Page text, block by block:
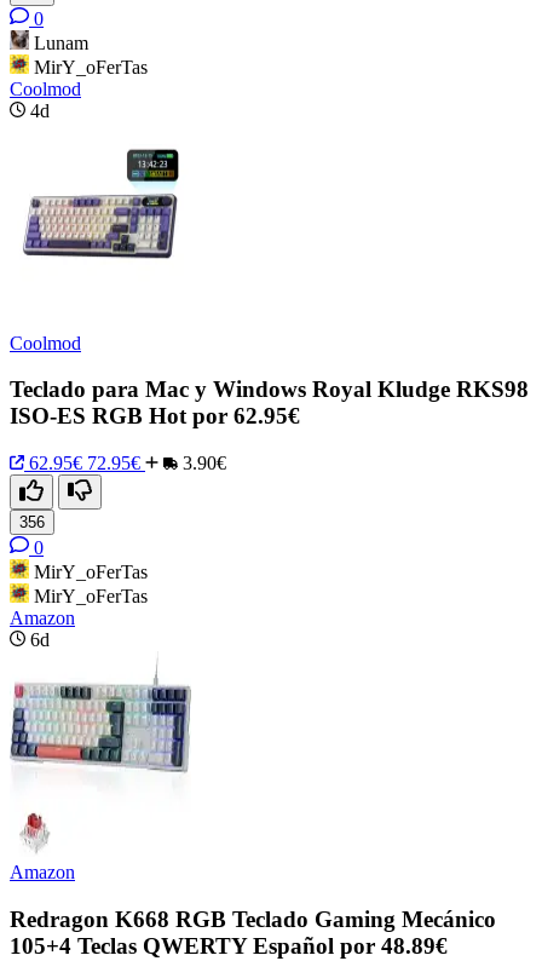
0
Lunam
MirY_oFerTas
Coolmod
4d
Coolmod
Teclado para Mac y Windows Royal Kludge RKS98
ISO-ES RGB Hot por 62.95€
62.95€ 72.95€ 3.90€
356
0
MirY_oFerTas
MirY_oFerTas
Amazon
6d
Amazon
Redragon K668 RGB Teclado Gaming Mecánico
105+4 Teclas QWERTY Español por 48.89€